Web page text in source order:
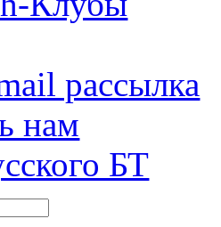
рассылка
нам
БТ